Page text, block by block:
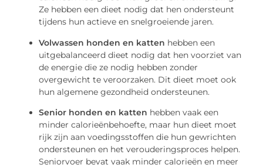
Ze hebben een dieet nodig dat hen ondersteunt
tijdens hun actieve en snelgroeiende jaren.
Volwassen honden en katten hebben een
uitgebalanceerd dieet nodig dat hen voorziet van
de energie die ze nodig hebben zonder
overgewicht te veroorzaken. Dit dieet moet ook
hun algemene gezondheid ondersteunen.
Senior honden en katten hebben vaak een
minder calorieënbehoefte, maar hun dieet moet
rijk zijn aan voedingsstoffen die hun gewrichten
ondersteunen en het verouderingsproces helpen.
Seniorvoer bevat vaak minder calorieën en meer